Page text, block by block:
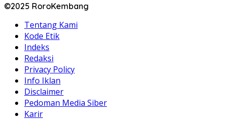
©2025 RoroKembang
Tentang Kami
Kode Etik
Indeks
Redaksi
Privacy Policy
Info Iklan
Disclaimer
Pedoman Media Siber
Karir